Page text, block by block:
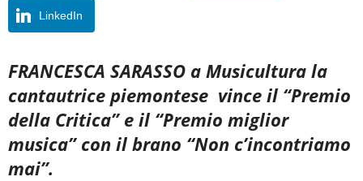
LinkedIn
FRANCESCA SARASSO a Musicultura la
cantautrice piemontese vince il “Premio
della Critica” e il “Premio miglior
musica” con il brano “Non c’incontriamo
mai”.